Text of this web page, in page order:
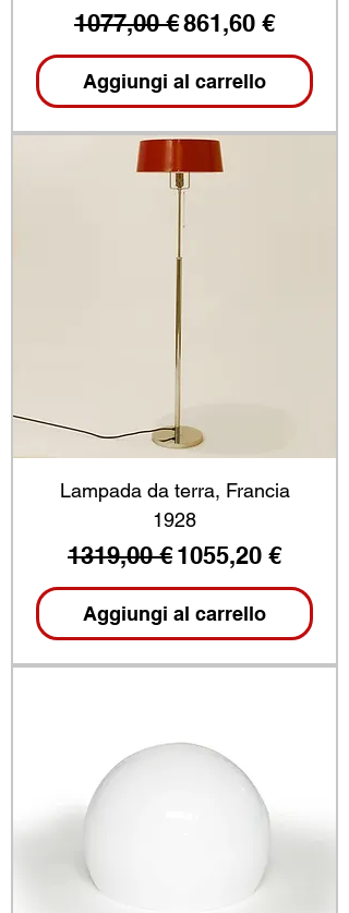
Prezzo regolare
1077,00 €Prezzo scontato
861,60 €
Aggiungi al carrello
Lampada da terra, Francia
1928
Prezzo regolare
1319,00 €Prezzo scontato
1055,20 €
Aggiungi al carrello